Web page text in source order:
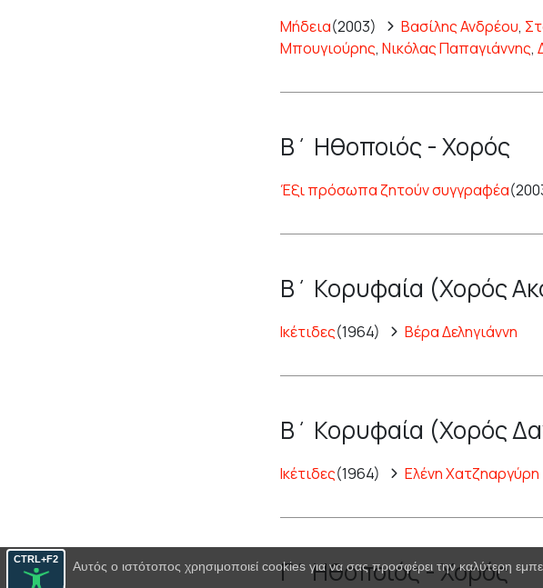
CTRL+F2
Μήδεια(2003) Βασίλης Ανδρέου,
Μπουγιούρης, Νικόλας Παπαγιάννης,
Β΄ Ηθοποιός - Χορός
Έξι πρόσωπα ζητούν συγγραφέα
Β΄ Κορυφαία (Χορός
Ικέτιδες(1964) Βέρα Δεληγιάννη
Β΄ Κορυφαία (Χορός
Ικέτιδες(1964) Ελένη Χατζηαργύρη
Γ΄ Ηθοποιός - Χορός
Αυτός ο ιστότοπος χρησιμοποιεί cookies για να σας προσφέρει την καλύτερη